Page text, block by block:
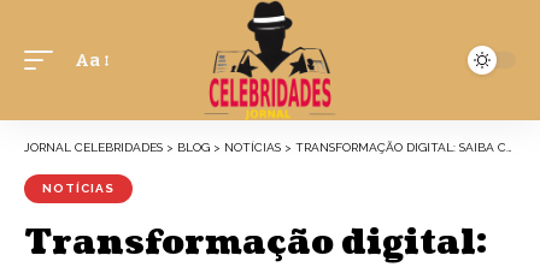
Aa
JORNAL CELEBRIDADES > BLOG > NOTÍCIAS > TRANSFORMAÇÃO DIGITAL: SAIBA COMO A TOKENIZAÇÃO IMPULSIONA A ECONOMIA COMPARTILHADA
NOTÍCIAS
Transformação digital: